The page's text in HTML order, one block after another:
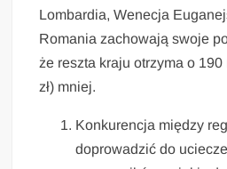
Lombardia, Wenecja
Romania zachowają swoje
że reszta kraju otrzyma o
zł) mniej.
Konkurencja między
doprowadzić do